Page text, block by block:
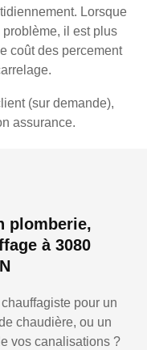
Lorsque
il est plus
coût des percement
(sur demande),
assurance.
plomberie,
à 3080
pour un
chaudière, ou un
vos canalisations ?